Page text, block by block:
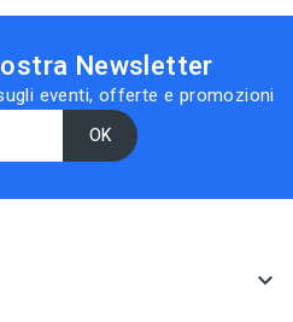
Newsletter
eventi, offerte e promozioni
